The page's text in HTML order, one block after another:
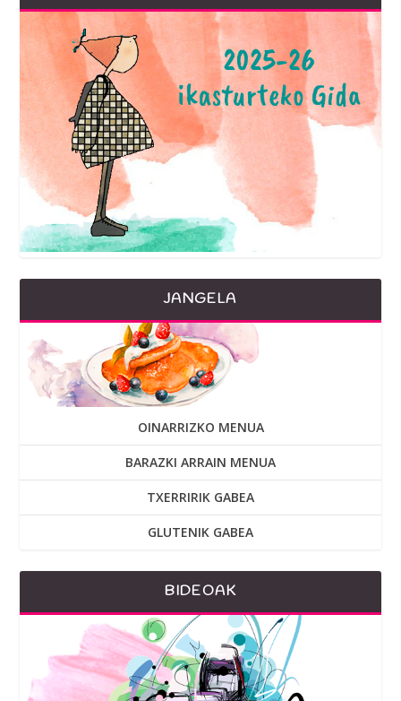
JANGELA
OINARRIZKO MENUA
BARAZKI ARRAIN MENUA
TXERRIRIK GABEA
GLUTENIK GABEA
BIDEOAK